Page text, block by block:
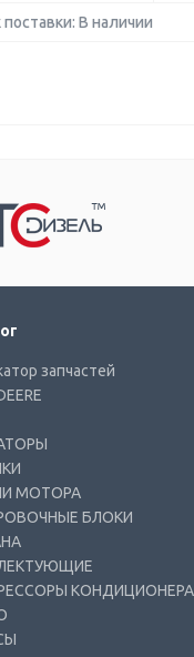
поставки: В наличии
запчастей
МОТОРА
БЛОКИ
КОНДИЦИОНЕРА